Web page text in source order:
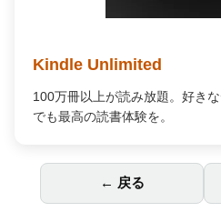
Amazon Music Unlimited
何百万もの曲が自由に聴ける。
対応で、あなたの毎日を高音質
← 戻る